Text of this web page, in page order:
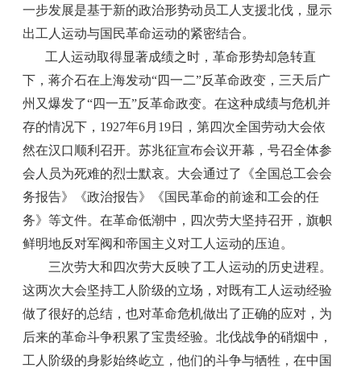
一步发展是基于新的政治形势动员工人支援北伐，显示
出工人运动与国民革命运动的紧密结合。
工人运动取得显著成绩之时，革命形势却急转直
下，蒋介石在上海发动“四一二”反革命政变，三天后广
州又爆发了“四一五”反革命政变。在这种成绩与危机并
存的情况下，1927年6月19日，第四次全国劳动大会依
然在汉口顺利召开。苏兆征宣布会议开幕，号召全体参
会人员为死难的烈士默哀。大会通过了《全国总工会会
务报告》《政治报告》《国民革命的前途和工会的任
务》等文件。在革命低潮中，四次劳大坚持召开，旗帜
鲜明地反对军阀和帝国主义对工人运动的压迫。
三次劳大和四次劳大反映了工人运动的历史进程。
这两次大会坚持工人阶级的立场，对既有工人运动经验
做了很好的总结，也对革命危机做出了正确的应对，为
后来的革命斗争积累了宝贵经验。北伐战争的硝烟中，
工人阶级的身影始终屹立，他们的斗争与牺牲，在中国